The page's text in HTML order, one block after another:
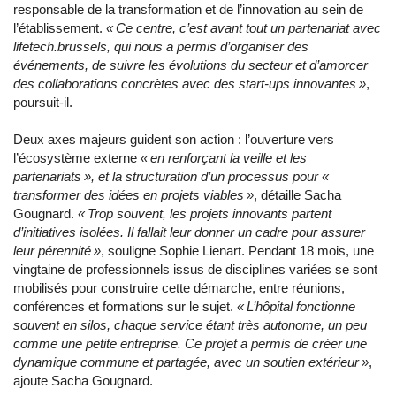
responsable de la transformation et de l’innovation au sein de
l’établissement. « Ce centre, c’est avant tout un partenariat avec
lifetech.brussels, qui nous a permis d’organiser des
événements, de suivre les évolutions du secteur et d’amorcer
des collaborations concrètes avec des start-ups innovantes »,
poursuit-il.
Deux axes majeurs guident son action : l’ouverture vers
l’écosystème externe « en renforçant la veille et les
partenariats », et la structuration d’un processus pour «
transformer des idées en projets viables », détaille Sacha
Gougnard. « Trop souvent, les projets innovants partent
d’initiatives isolées. Il fallait leur donner un cadre pour assurer
leur pérennité », souligne Sophie Lienart. Pendant 18 mois, une
vingtaine de professionnels issus de disciplines variées se sont
mobilisés pour construire cette démarche, entre réunions,
conférences et formations sur le sujet. « L’hôpital fonctionne
souvent en silos, chaque service étant très autonome, un peu
comme une petite entreprise. Ce projet a permis de créer une
dynamique commune et partagée, avec un soutien extérieur »,
ajoute Sacha Gougnard.